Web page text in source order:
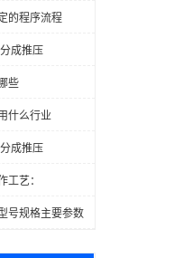
的程序流程
成推压
些
什么行业
成推压
艺：
号规格主要参数